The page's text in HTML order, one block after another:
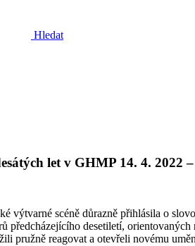
Hledat
let v GHMP 14. 4. 2022
výtvarné scéně důrazně přihlásila o
předcházejícího desetiletí,
pružně reagovat a otevřeli novému